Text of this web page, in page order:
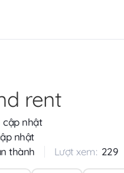
rent
nhật
nhật
thành Lượt xem: 229